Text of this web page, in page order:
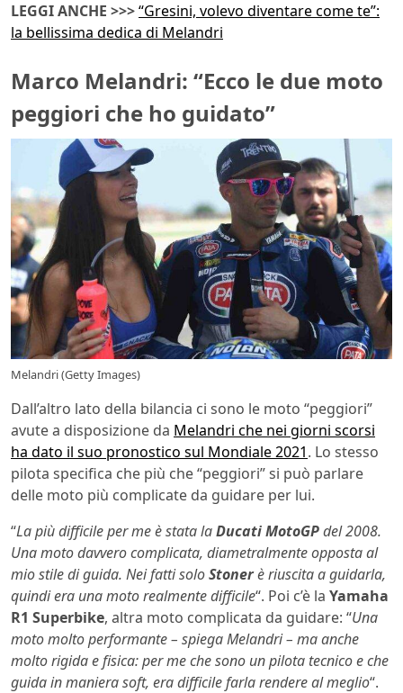
LEGGI ANCHE >>>“Gresini, volevo diventare come te”:
la bellissima dedica di Melandri
Marco Melandri: “Ecco le due moto
peggiori che ho guidato”
Melandri (Getty Images)
Dall’altro lato della bilancia ci sono le moto “peggiori”
avute a disposizione da Melandri che nei giorni scorsi
ha dato il suo pronostico sul Mondiale 2021. Lo stesso
pilota specifica che più che “peggiori” si può parlare
delle moto più complicate da guidare per lui.
“La più difficile per me è stata laDucati MotoGPdel 2008.
Una moto davvero complicata, diametralmente opposta al
mio stile di guida. Nei fatti soloStonerè riuscita a guidarla,
quindi era una moto realmente difficile“. Poi c’è la Yamaha
R1 Superbike, altra moto complicata da guidare: “Una
moto molto performante – spiega Melandri – ma anche
molto rigida e fisica: per me che sono un pilota tecnico e che
guida in maniera soft, era difficile farla rendere al meglio“.